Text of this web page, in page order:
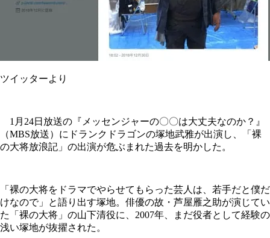
ツイッターより
1月24日放送の『メッセンジャーの〇〇は大丈夫なのか？』
（MBS放送）にドランクドラゴンの塚地武雅が出演し、「裸
の大将放浪記」の出演が危ぶまれた過去を明かした。
「裸の大将をドラマでやらせてもらった芸人は、若手だと僕だ
けなので」と語り出す塚地。俳優の故・芦屋雁之助が演じてい
た「裸の大将」の山下清役に、2007年、まだ役者として経験の
浅い塚地が抜擢された。